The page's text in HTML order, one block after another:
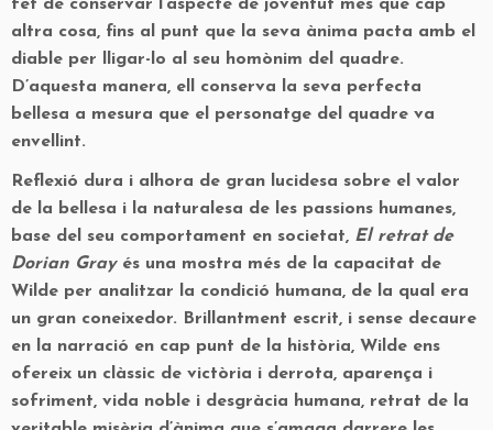
fet de conservar l’aspecte de joventut més que cap
altra cosa, fins al punt que la seva ànima pacta amb el
diable per lligar-lo al seu homònim del quadre.
D’aquesta manera, ell conserva la seva perfecta
bellesa a mesura que el personatge del quadre va
envellint.
Reflexió dura i alhora de gran lucidesa sobre el valor
de la bellesa i la naturalesa de les passions humanes,
base del seu comportament en societat, El retrat de
Dorian Grayés una mostra més de la capacitat de
Wilde per analitzar la condició humana, de la qual era
un gran coneixedor. Brillantment escrit, i sense decaure
en la narració en cap punt de la història, Wilde ens
ofereix un clàssic de victòria i derrota, aparença i
sofriment, vida noble i desgràcia humana, retrat de la